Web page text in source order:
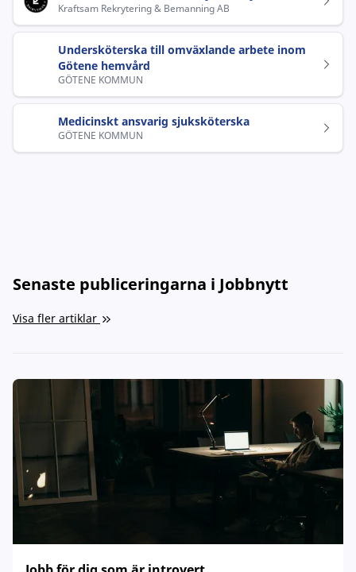
Kraftsam Rekrytering & Bemanning AB
Undersköterska till omväxlande arbete inom
Götene hemvård
GÖTENE KOMMUN
Medicinskt ansvarig sjuksköterska
GÖTENE KOMMUN
Senaste publiceringarna i Jobbnytt
Visa fler artiklar